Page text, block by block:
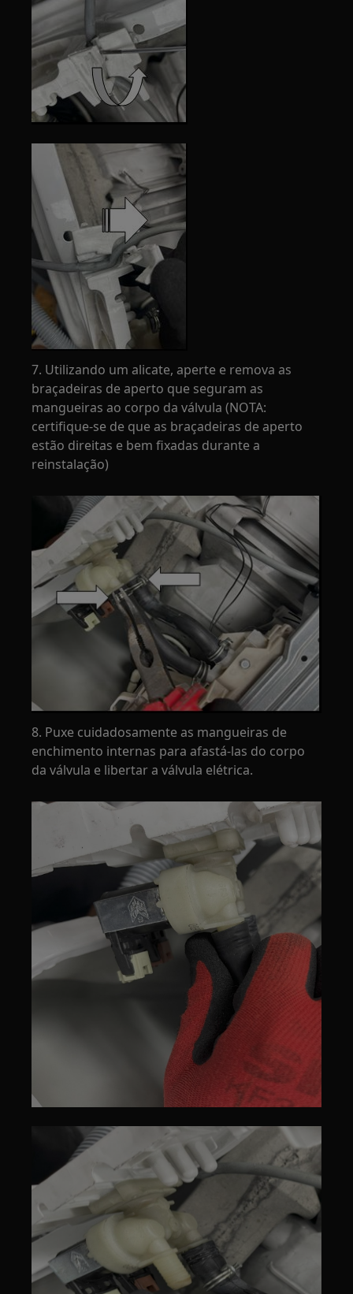
7. Utilizando um alicate, aperte e remova as
braçadeiras de aperto que seguram as
mangueiras ao corpo da válvula (NOTA:
certifique-se de que as braçadeiras de aperto
estão direitas e bem fixadas durante a
reinstalação)
8. Puxe cuidadosamente as mangueiras de
enchimento internas para afastá-las do corpo
da válvula e libertar a válvula elétrica.